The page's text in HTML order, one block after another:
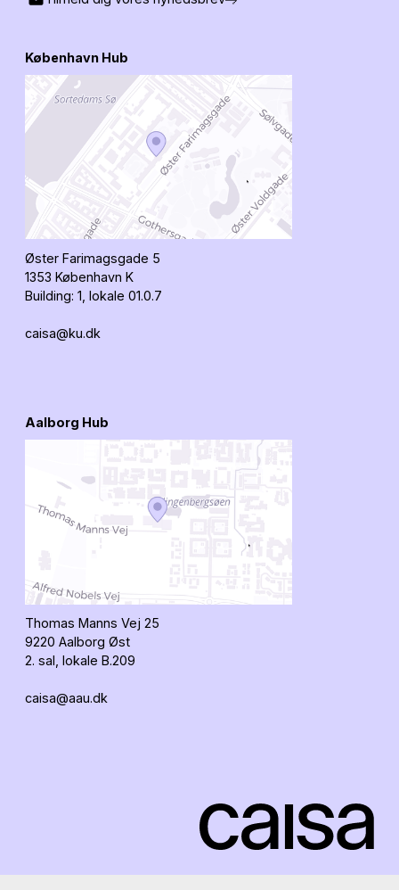
København Hub
Øster Farimagsgade 5
1353 København K
Building: 1, lokale 01.0.7
caisa@ku.dk
Aalborg Hub
Thomas Manns Vej 25
9220 Aalborg Øst
2. sal, lokale B.209
caisa@aau.dk